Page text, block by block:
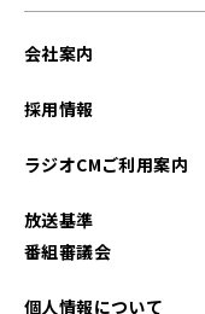
会社案内
採用情報
ラジオCMご利用案内
放送基準
番組審議会
個人情報について